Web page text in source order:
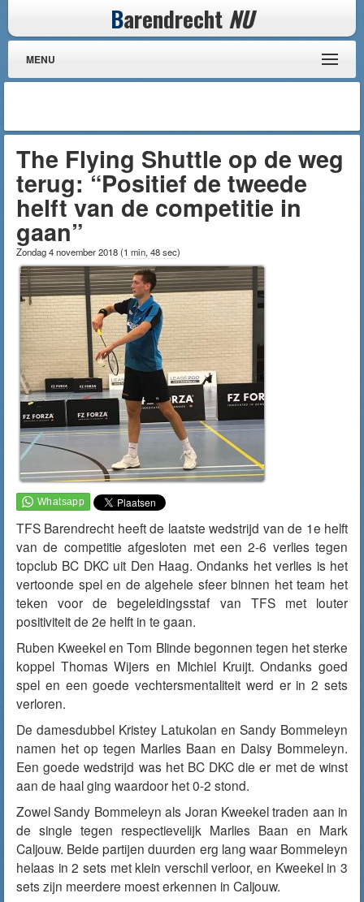
Barendrecht NU
MENU
The Flying Shuttle op de weg
terug: “Positief de tweede
helft van de competitie in
gaan”
Zondag 4 november 2018(1 min, 48 sec)
TFS Barendrecht heeft de laatste wedstrijd van de 1e helft
van de competitie afgesloten met een 2-6 verlies tegen
topclub BC DKC uit Den Haag. Ondanks het verlies is het
vertoonde spel en de algehele sfeer binnen het team het
teken voor de begeleidingsstaf van TFS met louter
positiviteit de 2e helft in te gaan.
Ruben Kweekel en Tom Blinde begonnen tegen het sterke
koppel Thomas Wijers en Michiel Kruijt. Ondanks goed
spel en een goede vechtersmentaliteit werd er in 2 sets
verloren.
De damesdubbel Kristey Latukolan en Sandy Bommeleyn
namen het op tegen Marlies Baan en Daisy Bommeleyn.
Een goede wedstrijd was het BC DKC die er met de winst
aan de haal ging waardoor het 0-2 stond.
Zowel Sandy Bommeleyn als Joran Kweekel traden aan in
de single tegen respectievelijk Marlies Baan en Mark
Caljouw. Beide partijen duurden erg lang waar Bommeleyn
helaas in 2 sets met klein verschil verloor, en Kweekel in 3
sets zijn meerdere moest erkennen in Caljouw.